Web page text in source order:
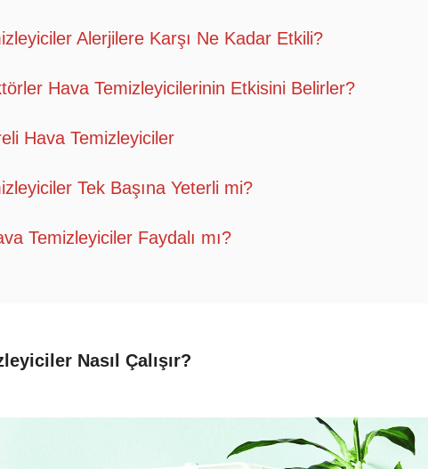
Alerjilere Karşı Ne Kadar Etkili?
Hava Temizleyicilerinin Etkisini Belirler?
Hava Temizleyiciler
Tek Başına Yeterli mi?
Temizleyiciler Faydalı mı?
Nasıl Çalışır?